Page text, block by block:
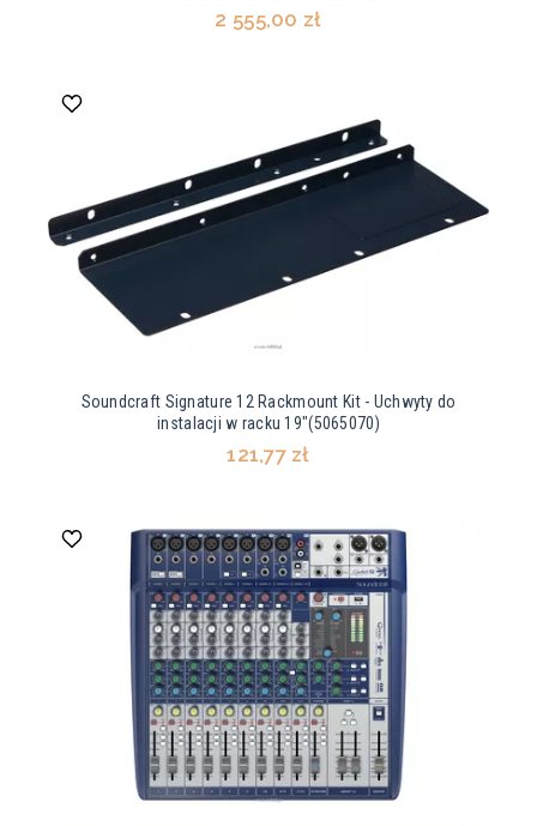
2 555,00 zł
Soundcraft Signature 12 Rackmount Kit - Uchwyty do
instalacji w racku 19"(5065070)
121,77 zł